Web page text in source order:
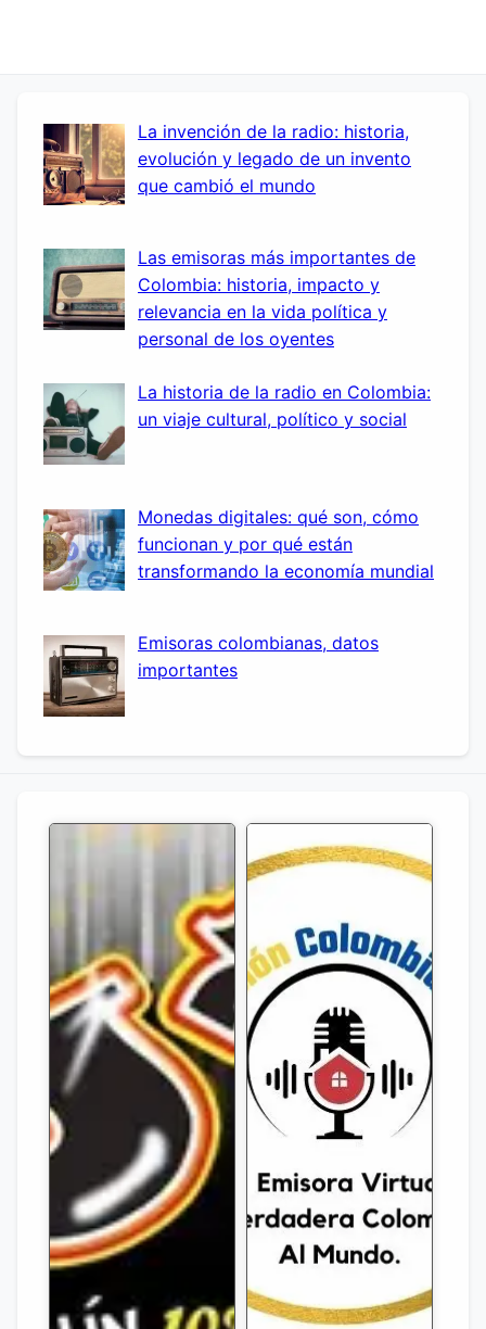
La invención de la radio: historia,
evolución y legado de un invento
que cambió el mundo
Las emisoras más importantes de
Colombia: historia, impacto y
relevancia en la vida política y
personal de los oyentes
La historia de la radio en Colombia:
un viaje cultural, político y social
Monedas digitales: qué son, cómo
funcionan y por qué están
transformando la economía mundial
Emisoras colombianas, datos
importantes